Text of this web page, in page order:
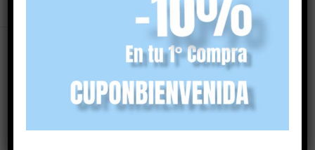
45 Artículos por página